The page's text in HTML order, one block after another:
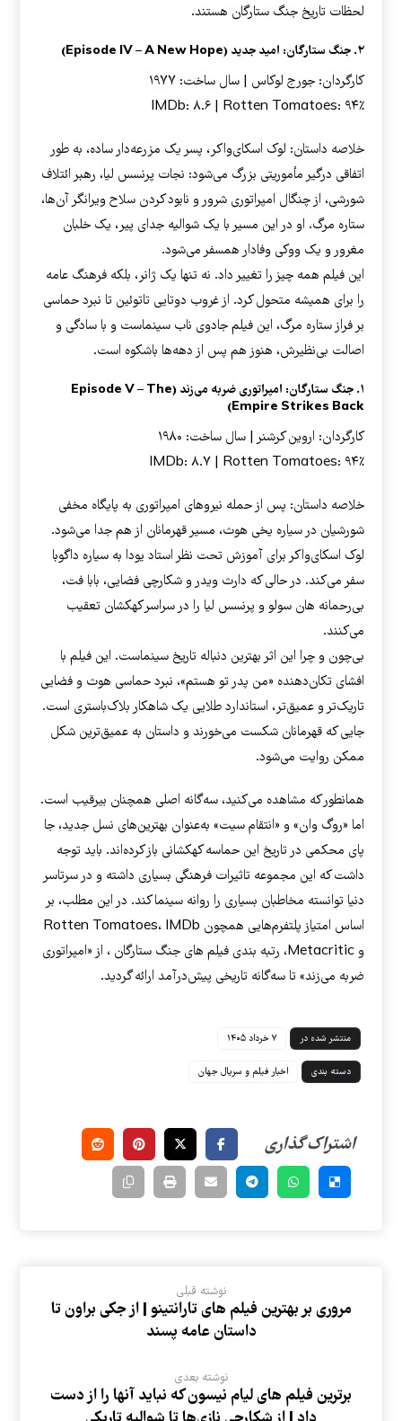
لحظات تاریخ جنگ ستارگان هستند.
۲. جنگ ستارگان: امید جدید (Episode IV – A New Hope)
کارگردان: جورج لوکاس | سال ساخت: ۱۹۷۷
IMDb: ۸.۶ | Rotten Tomatoes: ۹۴٪
خلاصه داستان: لوک اسکای‌واکر، پسر یک مزرعه‌دار ساده، به طور
اتفاقی درگیر مأموریتی بزرگ می‌شود: نجات پرنسس لیا، رهبر ائتلاف
شورشی، از چنگال امپراتوری شرور و نابود کردن سلاح ویرانگر آن‌ها،
ستاره مرگ. او در این مسیر با یک شوالیه جدای پیر، یک خلبان
مغرور و یک ووکی وفادار همسفر می‌شود.
این فیلم همه چیز را تغییر داد. نه تنها یک ژانر، بلکه فرهنگ عامه
را برای همیشه متحول کرد. از غروب دوتایی تاتوئین تا نبرد حماسی
بر فراز ستاره مرگ، این فیلم جادوی ناب سینماست و با سادگی و
اصالت بی‌نظیرش، هنوز هم پس از دهه‌ها باشکوه است.
۱. جنگ ستارگان: امپراتوری ضربه می‌زند (Episode V – The
Empire Strikes Back)
کارگردان: اروین کرشنر | سال ساخت: ۱۹۸۰
IMDb: ۸.۷ | Rotten Tomatoes: ۹۴٪
خلاصه داستان: پس از حمله نیروهای امپراتوری به پایگاه مخفی
شورشیان در سیاره یخی هوث، مسیر قهرمانان از هم جدا می‌شود.
لوک اسکای‌واکر برای آموزش تحت نظر استاد یودا به سیاره داگوبا
سفر می‌کند. در حالی که دارث ویدر و شکارچی فضایی، بابا فت،
بی‌رحمانه هان سولو و پرنسس لیا را در سراسر کهکشان تعقیب
می‌کنند.
بی‌چون‌ و چرا این اثر بهترین دنباله تاریخ سینماست. این فیلم با
افشای تکان‌دهنده «من پدر تو هستم»، نبرد حماسی هوث و فضایی
تاریک‌تر و عمیق‌تر، استاندارد طلایی یک شاهکار بلاک‌باستری است.
جایی که قهرمانان شکست می‌خورند و داستان به عمیق‌ترین شکل
ممکن روایت می‌شود.
همانطور که مشاهده می‌کنید، سه‌گانه اصلی همچنان بیرقیب است.
اما «روگ وان» و «انتقام سیت» به‌عنوان بهترین‌های نسل جدید، جا
پای محکمی در تاریخ این حماسه کهکشانی باز کرده‌اند. باید توجه
داشت که این مجموعه تاثیرات فرهنگی بسیاری داشته و در سرتاسر
دنیا توانسته مخاطبان بسیاری را روانه سینما کند. در این مطلب، بر
اساس امتیاز پلتفرم‌هایی همچون Rotten Tomatoes، IMDb
و Metacritic، رتبه بندی فیلم های جنگ ستارگان ، از «امپراتوری
ضربه می‌زند» تا سه‌گانه تاریخی پیش‌درآمد ارائه گردید.
منتشر شده در ۷ خرداد ۱۴۰۵
دسته بندی اخبار فیلم و سریال جهان
نوشته قبلی
مروری بر بهترین فیلم های تارانتینو | از جکی براون تا
داستان عامه پسند
نوشته بعدی
برترین فیلم های لیام نیسون که نباید آنها را از دست